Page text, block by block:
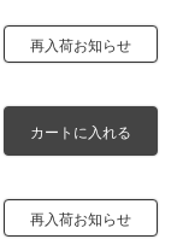
再入荷お知らせ
カートに入れる
再入荷お知らせ